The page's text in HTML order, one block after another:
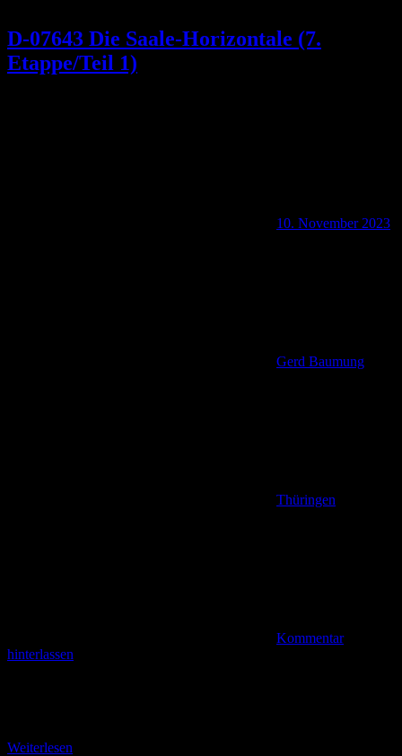
D-07643 Die Saale-Horizontale (7.
Etappe/Teil 1)
10. November 2023
Gerd Baumung
Thüringen
Kommentar
hinterlassen
Weiterlesen